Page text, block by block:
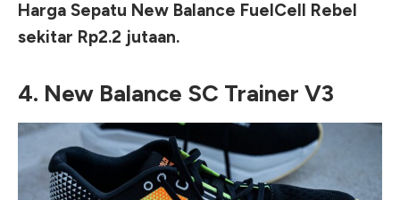
Harga Sepatu New Balance FuelCell Rebel
sekitar Rp2.2 jutaan.
4. New Balance SC Trainer V3